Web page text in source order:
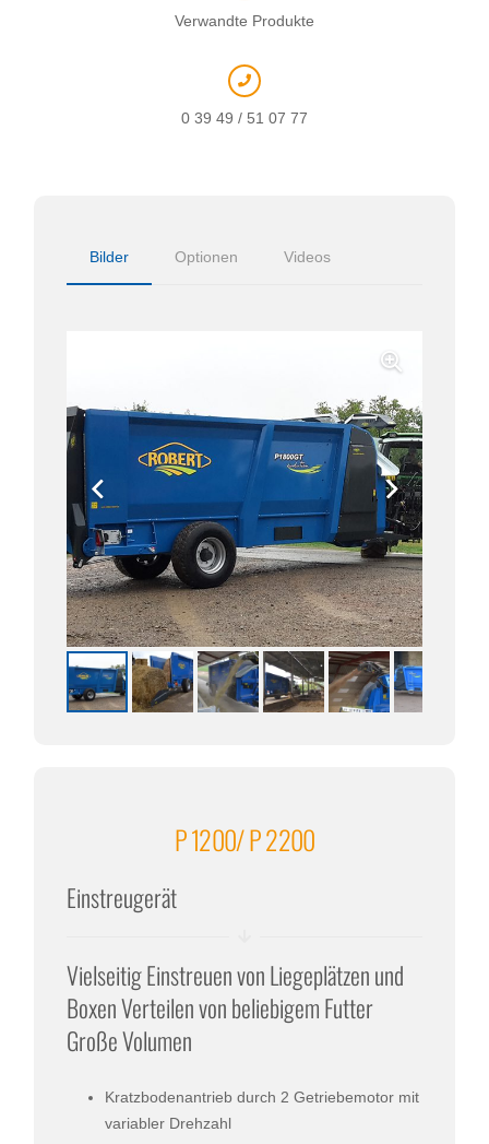
Verwandte Produkte
0 39 49 / 51 07 77
Bilder Optionen Videos
P 1200/ P 2200
Einstreugerät
Vielseitig Einstreuen von Liegeplätzen und
Boxen Verteilen von beliebigem Futter
Große Volumen
Kratzbodenantrieb durch 2 Getriebemotor mit
variabler Drehzahl